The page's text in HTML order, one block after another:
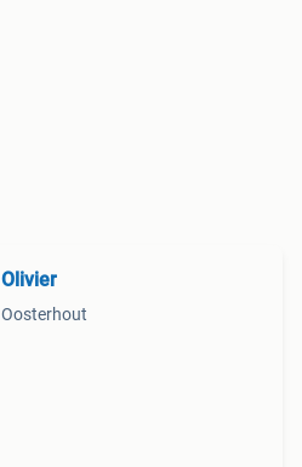
Olivier
Oosterhout